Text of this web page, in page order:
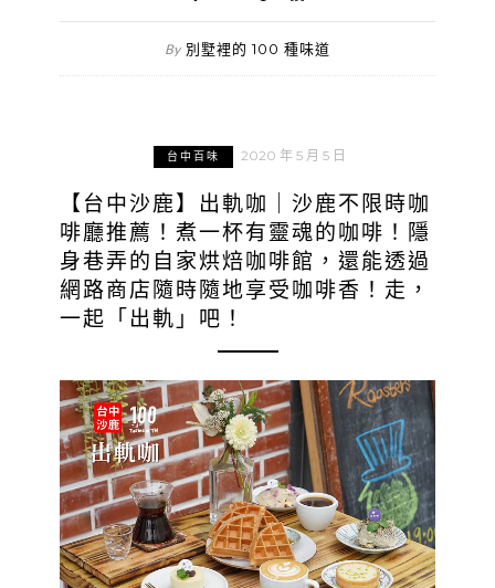
By 別墅裡的 100 種味道
台中百味 2020 年 5 月 5 日
【台中沙鹿】出軌咖｜沙鹿不限時咖
啡廳推薦！煮一杯有靈魂的咖啡！隱
身巷弄的自家烘焙咖啡館，還能透過
網路商店隨時隨地享受咖啡香！走，
一起「出軌」吧！